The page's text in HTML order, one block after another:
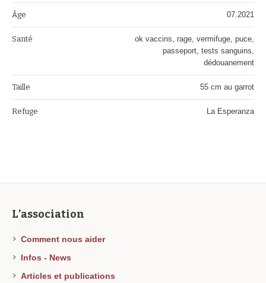
Âge 07.2021
Santé
ok vaccins, rage, vermifuge, puce,
passeport, tests sanguins,
dédouanement
Taille 55 cm au garrot
Refuge La Esperanza
L’association
Comment nous aider
Infos - News
Articles et publications